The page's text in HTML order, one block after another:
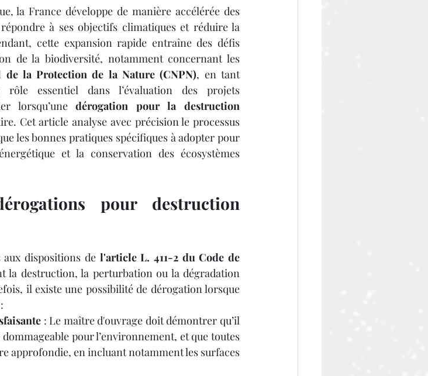
la France développe de manière accélérée des
à ses objectifs climatiques et réduire la
cette expansion rapide entraîne des défis
de la biodiversité, notamment concernant les
de la Protection de la Nature (CNPN), en tant
essentiel dans l’évaluation des projets
lorsqu’une dérogation pour la destruction
Cet article analyse avec précision le processus
les bonnes pratiques spécifiques à adopter pour
et la conservation des écosystèmes
pour destruction
dispositions de l'article L. 411-2 du Code de
la destruction, la perturbation ou la dégradation
il existe une possibilité de dérogation lorsque
: Le maître d'ouvrage doit démontrer qu’il
pour l’environnement, et que toutes
approfondie, en incluant notamment les surfaces